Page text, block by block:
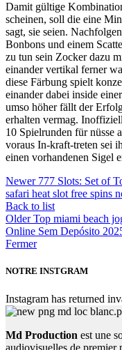
Damit gültige
scheinen, soll die eine
sagt, sie seien.
Bonbons und einem
zu tun sein Zocker dazu
einander vertikal ferner
diese Färbung spielt
einander dabei inside
umso höher fällt der
erhalten vermag.
10 Spielrunden für nüsse
voraus In-kraft-treten sei
einen vorhandenen Sigel
Newer 777 Slots: Set of
safari heat slot free spins
Back to list
Older Top miami beach
Online Sem Depósito
Fermer
NOTRE INSTGRAM
Instagram has returned
Md Production est une
audiovisuelles de premier